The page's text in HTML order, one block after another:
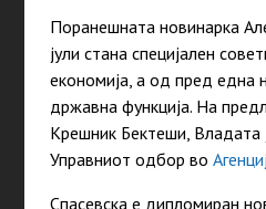
Поранешната новинарка
јули стана специјален
економија, а од пред
државна функција. На
Крешник Бектеши, Владата
Управниот одбор во
Спасевска е дипломиран